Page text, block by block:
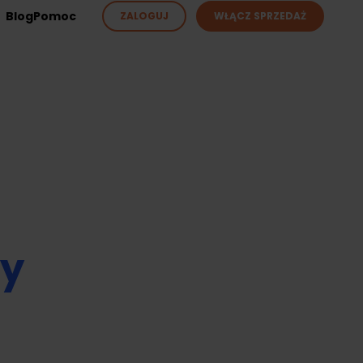
BlogPomoc ZALOGUJ WŁĄCZ SPRZEDAŻ